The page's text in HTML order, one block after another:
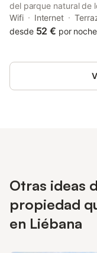
del parque natural de
muebles antiguos y
conexión inalámbrica
Wifi Internet
desde 52 € por noche
Otras ideas
propiedad
en Liébana